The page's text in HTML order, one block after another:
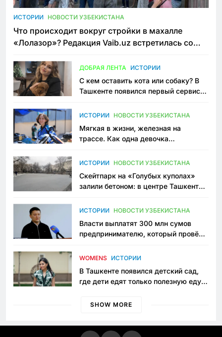
ИСТОРИИ НОВОСТИ УЗБЕКИСТАНА
Что происходит вокруг стройки в махалле
«Лолазор»? Редакция Vaib.uz встретилась со
ДОБРАЯ ЛЕНТА ИСТОРИИ
С кем оставить кота или собаку? В
Ташкенте появился первый сервис
ИСТОРИИ НОВОСТИ УЗБЕКИСТАНА
Мягкая в жизни, железная на
трассе. Как одна девочка
Узбекистане
ИСТОРИИ НОВОСТИ УЗБЕКИСТАНА
Скейтпарк на «Голубых куполах»
залили бетоном: в центре Ташкента
пространство
ИСТОРИИ НОВОСТИ УЗБЕКИСТАНА
Власти выплатят 300 млн сумов
предпринимателю, который провёл
приговору
WOMENS ИСТОРИИ
В Ташкенте появился детский сад,
где дети едят только полезную еду.
просить «кашу без сахара»
SHOW MORE